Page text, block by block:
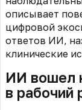
описывает
цифровой
ответов ИИ,
клинические
ИИ вошел
в рабочий